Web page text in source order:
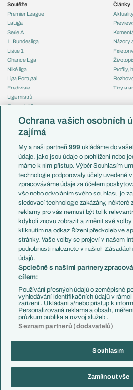
Soutěže
Premier League
LaLiga
Serie A
1. Bundesliga
Ligue 1
Chance Liga
Niké liga
Liga Portugal
Eredivisie
Liga mistrů
Evropská liga
Mistrovství světa
Liga národů
Témata
Představení týmů MS
EuroSkauting
PL v kostce
Evropské koeficienty
Přestupy
Přestupové spekulace
Zranění
Kluby
Arsenal FC
Chelsea FC
Manchester United
AC Milán
Juventus FC
Bayern Mnichov
FC Barcelona
Real Madrid
Články
Aktuality
Názory
Fejetony
Profily,
Tipy a
Česko
Francie
Itálie
Brazílie
Zápasy
Copyright © 2001-2026 EuroFotbal.cz. Využíváme
Informace o zpracování
Ochrana vašich osobních
zajímá
My a naši partneři999 ukládáme do
údaje, jako jsou údaje o prohlížení nebo
máme k nim přístup. Výběr Souhlasím
technologie podporovaly účely uvedené
zpracováváme údaje za účelem
vše nebo odvoláním svého souhlasu je
sledovací technologie zakázány, některé
reklamy pro vás nemusí být tolik
kdykoli znovu zobrazit a změnit své
kliknutím na odkaz Řízení předvoleb ve
stránky. Vaše volby se projeví v našem
podrobnosti naleznete v našich
údajů.
Společně s našimi partnery
cílem:
Používání přesných údajů o zeměpisné
vyhledávání identifikačních údajů v
zařízení . Ukládání a/nebo přístup k
Personalizovaná reklama a obsah,
průzkum publika a rozvoj služeb .
Seznam partnerů (dodavatelů)
Souhlasím
Zamítnout vše